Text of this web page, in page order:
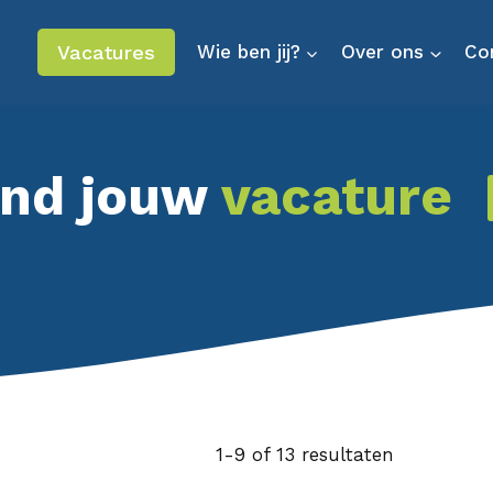
Vacatures Wie ben jij? Over ons
jouw vacature
1-9 of 13 resultaten